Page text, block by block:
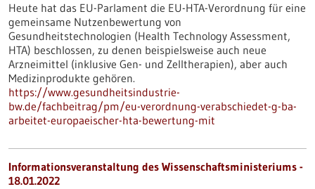
Heute hat das EU-Parlament die EU-HTA-Verordnung für eine
gemeinsame Nutzenbewertung von
Gesundheitstechnologien (Health Technology Assessment,
HTA) beschlossen, zu denen beispielsweise auch neue
Arzneimittel (inklusive Gen- und Zelltherapien), aber auch
Medizinprodukte gehören.
https://www.gesundheitsindustrie-
bw.de/fachbeitrag/pm/eu-verordnung-verabschiedet-g-ba-
arbeitet-europaeischer-hta-bewertung-mit
Informationsveranstaltung des Wissenschaftsministeriums -
18.01.2022